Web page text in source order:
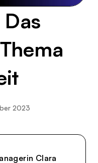
Das
2023
Clara